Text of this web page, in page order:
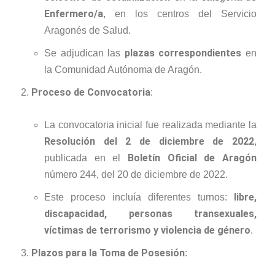
Enfermero/a, en los centros del Servicio
Aragonés de Salud.
Se adjudican las plazas correspondientes en
la Comunidad Autónoma de Aragón.
Proceso de Convocatoria:
La convocatoria inicial fue realizada mediante la
Resolución del 2 de diciembre de 2022,
publicada en el Boletín Oficial de Aragón
número 244, del 20 de diciembre de 2022.
Este proceso incluía diferentes turnos: libre,
discapacidad, personas transexuales,
víctimas de terrorismo y violencia de género.
Plazos para la Toma de Posesión: